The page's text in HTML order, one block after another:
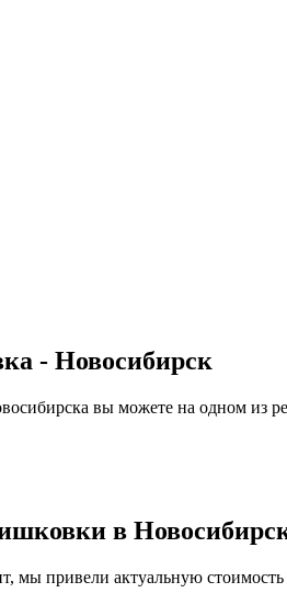
- Новосибирск
вы можете на одном из
в
привели актуальную